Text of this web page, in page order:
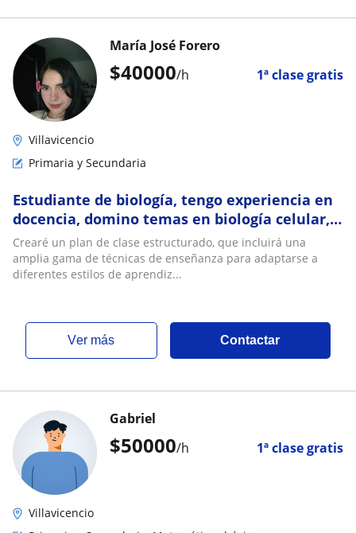
$40000/h 1ª clase gratis
María José Forero
Villavicencio
Primaria y Secundaria
Estudiante de biología, tengo experiencia en
docencia, domino temas en biología celular,
estructura, ecología, entre otros temas
Crearé un plan de clase estructurado, que incluirá una
amplia gama de técnicas de enseñanza para adaptarse a
diferentes estilos de aprendiz...
ver más Contactar
$50000/h 1ª clase gratis
Gabriel
Villavicencio